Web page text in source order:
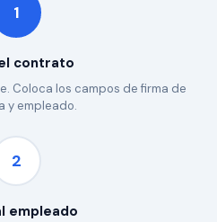
1
contrato
Coloca los campos de firma de
y empleado.
2
empleado